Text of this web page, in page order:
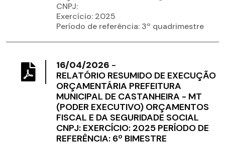
CNPJ:
Exercício: 2025
Período de referência: 3º quadrimestre
16/04/2026 -
RELATÓRIO RESUMIDO DE EXECUÇÃO
ORÇAMENTÁRIA PREFEITURA
MUNICIPAL DE CASTANHEIRA - MT
(PODER EXECUTIVO) ORÇAMENTOS
FISCAL E DA SEGURIDADE SOCIAL
CNPJ: EXERCÍCIO: 2025 PERÍODO DE
REFERÊNCIA: 6º BIMESTRE